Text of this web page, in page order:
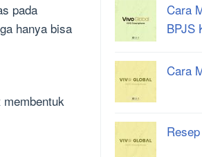
pada
hanya bisa
Cara
BPJS
Cara